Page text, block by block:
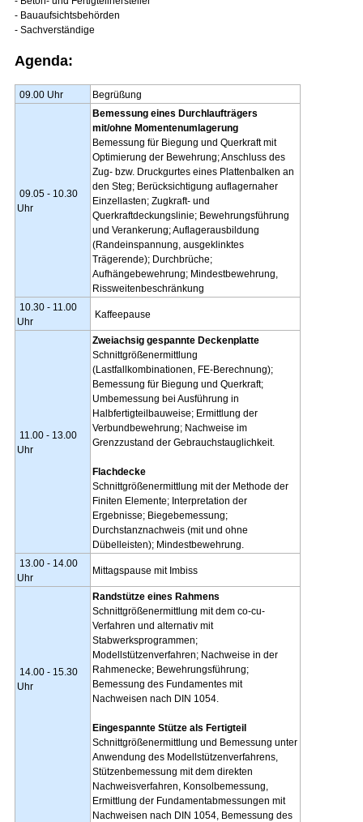
- Bauaufsichtsbehörden
- Sachverständige
Agenda:
09.00 Uhr Begrüßung
09.05 - 10.30
Uhr
Bemessung eines Durchlaufträgers
mit/ohne Momentenumlagerung
Bemessung für Biegung und Querkraft mit
Optimierung der Bewehrung; Anschluss des
Zug- bzw. Druckgurtes eines Plattenbalken an
den Steg; Berücksichtigung auflagernaher
Einzellasten; Zugkraft- und
Querkraftdeckungslinie; Bewehrungsführung
und Verankerung; Auflagerausbildung
(Randeinspannung, ausgeklinktes
Trägerende); Durchbrüche;
Aufhängebewehrung; Mindestbewehrung,
Rissweitenbeschränkung
10.30 - 11.00
Uhr
Kaffeepause
11.00 - 13.00
Uhr
Zweiachsig gespannte Deckenplatte
Schnittgrößenermittlung
(Lastfallkombinationen, FE-Berechnung);
Bemessung für Biegung und Querkraft;
Umbemessung bei Ausführung in
Halbfertigteilbauweise; Ermittlung der
Verbundbewehrung; Nachweise im
Grenzzustand der Gebrauchstauglichkeit.
Flachdecke
Schnittgrößenermittlung mit der Methode der
Finiten Elemente; Interpretation der
Ergebnisse; Biegebemessung;
Durchstanznachweis (mit und ohne
Dübelleisten); Mindestbewehrung.
13.00 - 14.00
Uhr
Mittagspause mit Imbiss
14.00 - 15.30
Uhr
Randstütze eines Rahmens
Schnittgrößenermittlung mit dem co-cu-
Verfahren und alternativ mit
Stabwerksprogrammen;
Modellstützenverfahren; Nachweise in der
Rahmenecke; Bewehrungsführung;
Bemessung des Fundamentes mit
Nachweisen nach DIN 1054.
Eingespannte Stütze als Fertigteil
Schnittgrößenermittlung und Bemessung unter
Anwendung des Modellstützenverfahrens,
Stützenbemessung mit dem direkten
Nachweisverfahren, Konsolbemessung,
Ermittlung der Fundamentabmessungen mit
Nachweisen nach DIN 1054, Bemessung des